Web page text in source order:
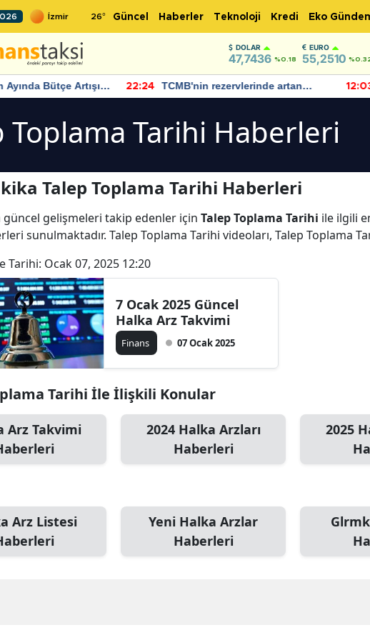
26° Güncel Haberler Teknoloji Kredi Eko
DOLAR
47,7436 %0.18
EURO
55,2510
Bütçe Artışı
22:24
TCMB'nin rezervlerinde artan
momentum devam ediyor
12:03
Toplama Tarihi Haberleri
Talep Toplama Tarihi Haberleri
güncel gelişmeleri takip edenler için Talep Toplama Tarihi ile ilgili
sunulmaktadır. Talep Toplama Tarihi videoları, Talep Toplama
Tarihi: Ocak 07, 2025 12:20
7 Ocak 2025 Güncel
Halka Arz Takvimi
Finans 07 Ocak 2025
Tarihi İle İlişkili Konular
Arz Takvimi
2024 Halka Arzları
Haberleri
2025
Arz Listesi
Yeni Halka Arzlar
Haberleri